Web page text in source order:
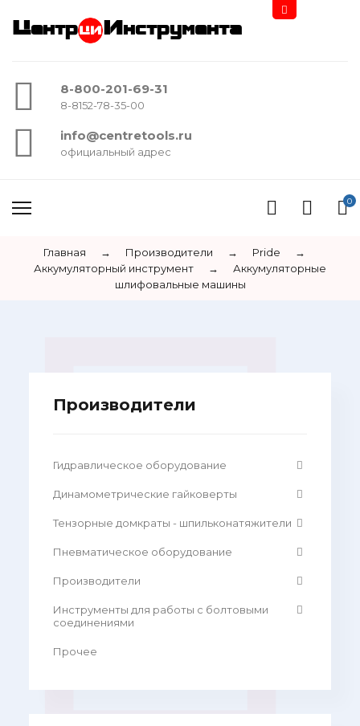
Центр Инструмента
8-800-201-69-31
8-8152-78-35-00
info@centretools.ru
официальный адрес
0
Главная → Производители → Pride
→
Аккумуляторный инструмент
→
Аккумуляторные
шлифовальные машины
Производители
Гидравлическое оборудование
Динамометрические гайковерты
Тензорные домкраты - шпильконатяжители
Пневматическое оборудование
Производители
Инструменты для работы с болтовыми
соединениями
Прочее